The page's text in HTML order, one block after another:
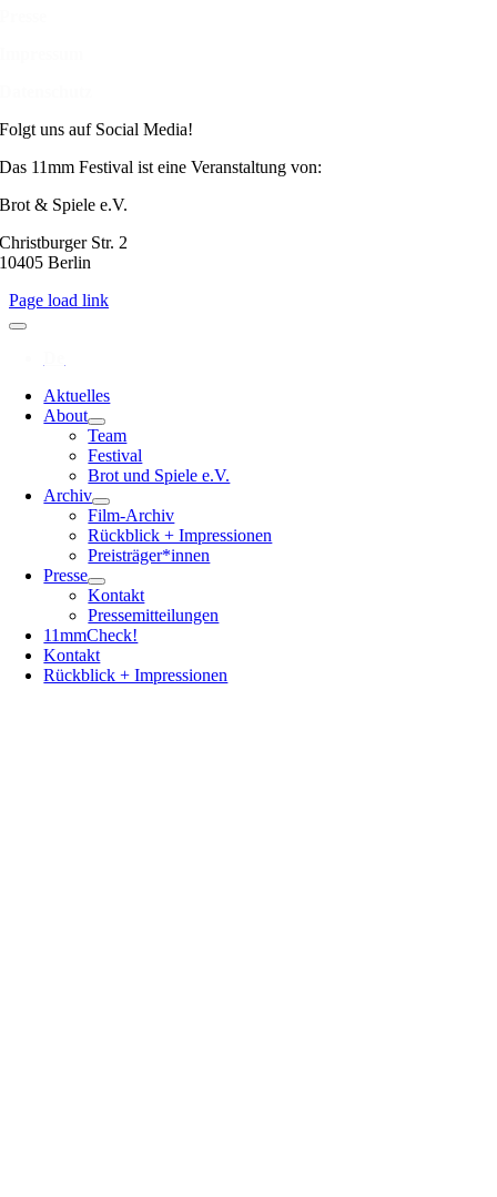
Folgt uns auf Social Media!
Das 11mm Festival ist eine Veranstaltung von:
Brot & Spiele e.V.
Christburger Str. 2
10405 Berlin
Page load link
Aktuelles
About
Team
Festival
Brot und Spiele e.V.
Archiv
Film-Archiv
Rückblick + Impressionen
Preisträger*innen
Presse
Kontakt
Pressemitteilungen
11mmCheck!
Kontakt
Rückblick + Impressionen